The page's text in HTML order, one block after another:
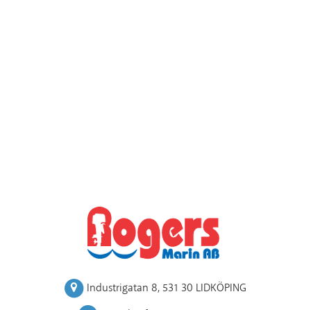
Industrigatan 8, 531 30 LIDKÖPING